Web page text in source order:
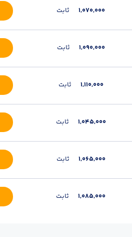
1,070,000 ثابت
1,090,000 ثابت
1,110,000 ثابت
1,045,000 ثابت
1,065,000 ثابت
1,085,000 ثابت